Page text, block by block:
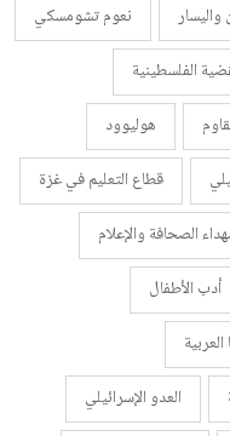
واليسار
نعوم تشومسكي
الفلسطينية
هوليوود
قطاع التعليم في غزة
الصحافة والإعلام
أدب الأطفال
العدو الإسرائيلي